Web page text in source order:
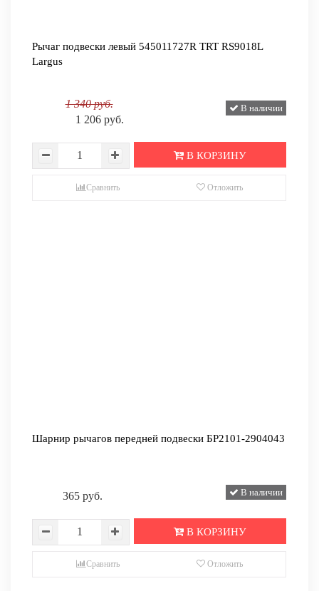
Рычаг подвески левый 545011727R TRT RS9018L
Largus
1 340 руб.
1 206 руб.
В наличии
В КОРЗИНУ
Сравнить Отложить
Шарнир рычагов передней подвески БР2101-2904043
365 руб. В наличии
В КОРЗИНУ
Сравнить Отложить